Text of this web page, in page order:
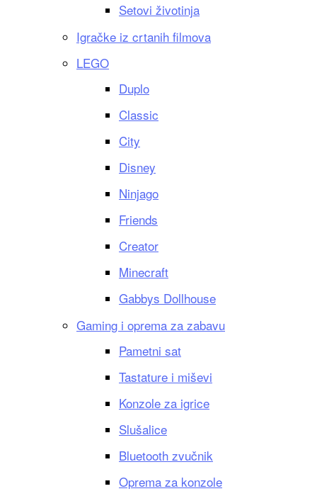
Setovi životinja
Igračke iz crtanih filmova
LEGO
Duplo
Classic
City
Disney
Ninjago
Friends
Creator
Minecraft
Gabbys Dollhouse
Gaming i oprema za zabavu
Pametni sat
Tastature i miševi
Konzole za igrice
Slušalice
Bluetooth zvučnik
Oprema za konzole